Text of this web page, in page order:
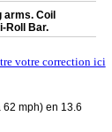
arms. Coil
Roll Bar.
votre correction ici
62 mph) en 13.6